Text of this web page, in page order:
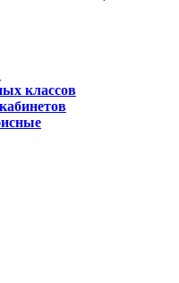
классов